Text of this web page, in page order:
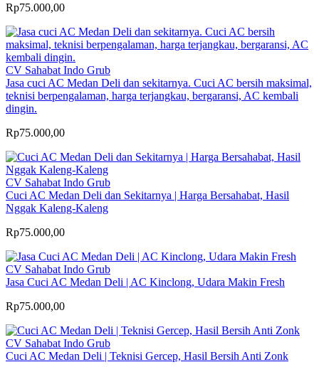
Rp75.000,00
CV Sahabat Indo Grub
Jasa cuci AC Medan Deli dan sekitarnya. Cuci AC bersih maksimal,
teknisi berpengalaman, harga terjangkau, bergaransi, AC kembali
dingin.
Rp75.000,00
CV Sahabat Indo Grub
Cuci AC Medan Deli dan Sekitarnya | Harga Bersahabat, Hasil
Nggak Kaleng-Kaleng
Rp75.000,00
CV Sahabat Indo Grub
Jasa Cuci AC Medan Deli | AC Kinclong, Udara Makin Fresh
Rp75.000,00
CV Sahabat Indo Grub
Cuci AC Medan Deli | Teknisi Gercep, Hasil Bersih Anti Zonk